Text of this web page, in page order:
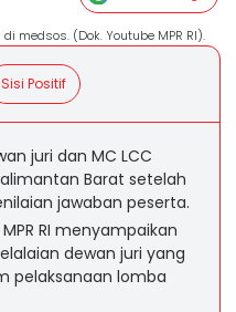
medsos. (Dok. Youtube MPR RI).
Sisi Positif
juri dan MC LCC
Barat setelah
jawaban peserta.
RI menyampaikan
dewan juri yang
pelaksanaan lomba